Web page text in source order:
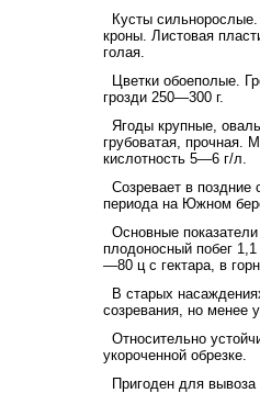
Кусты
кроны. Листовая
голая.
Цветки обоеполые.
грозди 250—300 г.
Ягоды крупные,
грубоватая, прочная.
кислотность 5—6 г/л.
Созревает в поздние
периода на Южном
Основные
плодоносный побег
—80 ц с гектара, в
В старых
созревания, но менее
Относительно
укороченной обрезке.
Пригоден для вывоза